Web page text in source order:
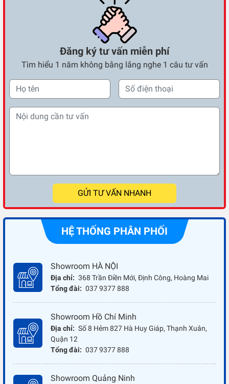
Đăng ký tư vấn miễn phí
Tìm hiểu 1 năm không bằng lắng nghe 1 câu tư vấn
GỬI TƯ VẤN NHANH
HỆ THỐNG PHÂN PHỐI
Showroom HÀ NỘI
Địa chỉ: 368 Trần Điền Mới, Định Công, Hoàng Mai
Tổng đài: 037 9377 888
Showroom Hồ Chí Minh
Địa chỉ: Số 8 Hẻm 827 Hà Huy Giáp, Thạnh Xuân,
Quận 12
Tổng đài: 037 9377 888
Showroom Quảng Ninh